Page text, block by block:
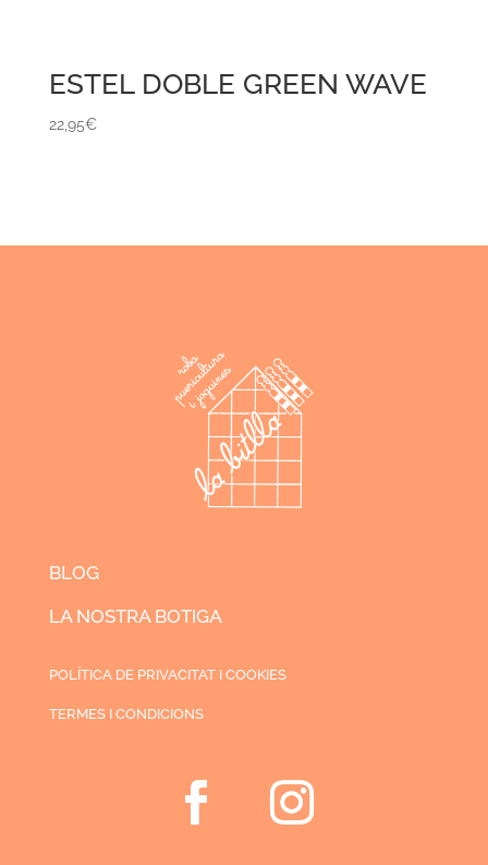
ESTEL DOBLE GREEN WAVE
22,95€
BLOG
LA NOSTRA BOTIGA
POLÍTICA DE PRIVACITAT I COOKIES
TERMES I CONDICIONS